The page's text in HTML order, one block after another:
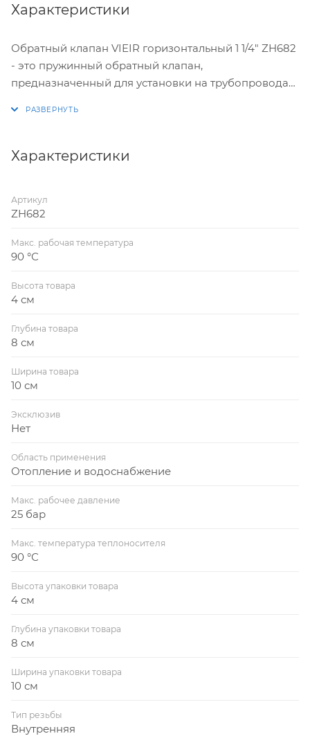
Характеристики
Обратный клапан VIEIR горизонтальный 1 1/4" ZH682
- это пружинный обратный клапан,
предназначенный для установки на трубопроводах
инертные газы, неагрессивные к материалам
клапана закрывается под действием пружины или
собственного веса, предотвращая обратный ход.
Характеристики
Артикул
ZH682
Макс. рабочая температура
90 °С
Высота товара
4 см
Глубина товара
8 см
Ширина товара
10 см
Эксклюзив
Нет
Область применения
Отопление и водоснабжение
Макс. рабочее давление
25 бар
Макс. температура теплоносителя
90 °С
Высота упаковки товара
4 см
Глубина упаковки товара
8 см
Ширина упаковки товара
10 см
Тип резьбы
Внутренняя